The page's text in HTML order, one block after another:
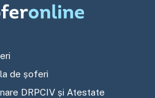
de șoferi
DRPCIV și Atestate